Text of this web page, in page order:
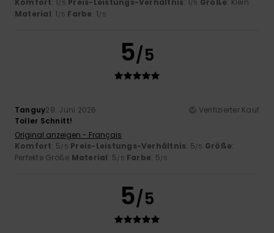
Komfort: 1 /5 Preis-Leistungs-Verhältnis: 1 /5 Größe: Klein
Material: 1 /5 Farbe: 1/5
5/5
Tanguy29. Juni 2026
Verifizierter Kauf
Toller Schnitt!
Original anzeigen - Français
Komfort: 5/5 Preis-Leistungs-Verhältnis: 5/5 Größe:
Perfekte Größe Material: 5/5 Farbe: 5/5
5/5